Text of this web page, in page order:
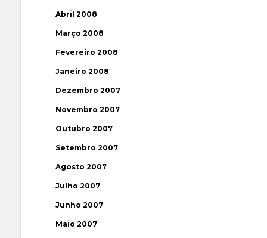
Abril 2008
Março 2008
Fevereiro 2008
Janeiro 2008
Dezembro 2007
Novembro 2007
Outubro 2007
Setembro 2007
Agosto 2007
Julho 2007
Junho 2007
Maio 2007